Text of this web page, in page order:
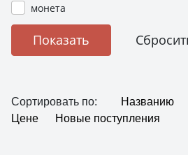
монета
Сортировать по:
Названию
Цене
Новые поступления